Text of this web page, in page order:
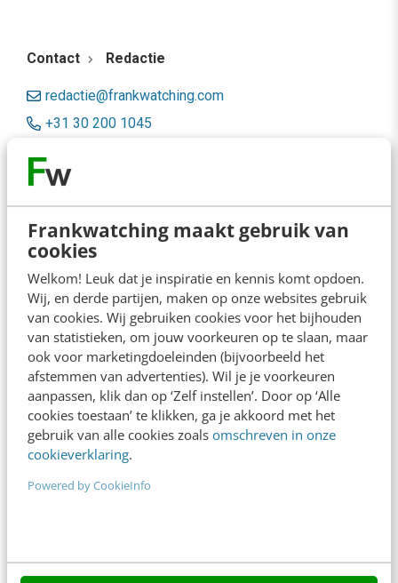
Frankwatching maakt gebruik van
cookies
Welkom! Leuk dat je inspiratie en kennis komt opdoen.
Wij, en derde partijen, maken op onze websites gebruik
van cookies. Wij gebruiken cookies voor het bijhouden
van statistieken, om jouw voorkeuren op te slaan, maar
ook voor marketingdoeleinden (bijvoorbeeld het
afstemmen van advertenties). Wil je je voorkeuren
aanpassen, klik dan op ‘Zelf instellen’. Door op ‘Alle
cookies toestaan’ te klikken, ga je akkoord met het
gebruik van alle cookies zoals omschreven in onze
cookieverklaring.
Powered by CookieInfo
Contact Redactie
redactie@frankwatching.com
+31 30 200 1045
Meer contactopties
Frankwatching
Adverteren
Contact
Nieuwsbrieven
Over ons
Ons team
Werken bij